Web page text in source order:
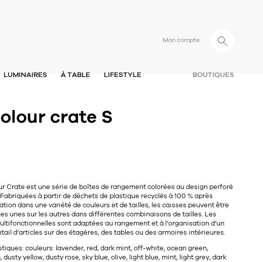
Mon compte
BOUTIQUES
LUMINAIRES À TABLE LIFESTYLE
crate S
Crate est une série de boîtes de rangement colorées au design perforé
à partir de déchets de plastique recyclés à 100 % après
dans une variété de couleurs et de tailles, les caisses peuvent être
unes sur les autres dans différentes combinaisons de tailles. Les
sont adaptées au rangement et à l’organisation d’un
d’articles sur des étagères, des tables ou des armoires intérieures.
couleurs: lavender, red, dark mint, off-white, ocean green,
yellow, dusty rose, sky blue, olive, light blue, mint, light grey, dark